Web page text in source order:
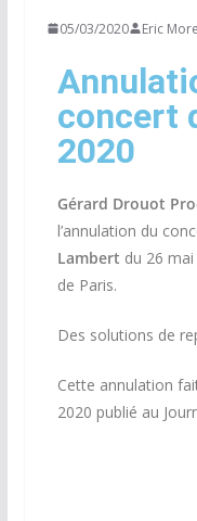
05/03/2020 Eric
concert
2020
Gérard Drouot
l’annulation du
Lambert du 26 mai
de Paris.
Des solutions de
Cette annulation
2020 publié au